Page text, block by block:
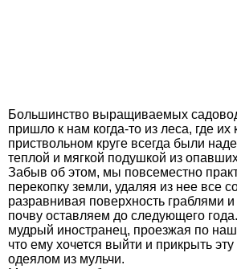
Большинство выращиваемых
пришло к нам когда-то из леса, где их
приствольном круге всегда были
теплой и мягкой подушкой из
Забыв об этом, мы повсеместно
перекопку земли, удаляя из нее все
разравнивая поверхность граблями
почву оставляем до следующего
мудрый иностранец, проезжая по
что ему хочется выйти и прикрыть
одеялом из мульчи.